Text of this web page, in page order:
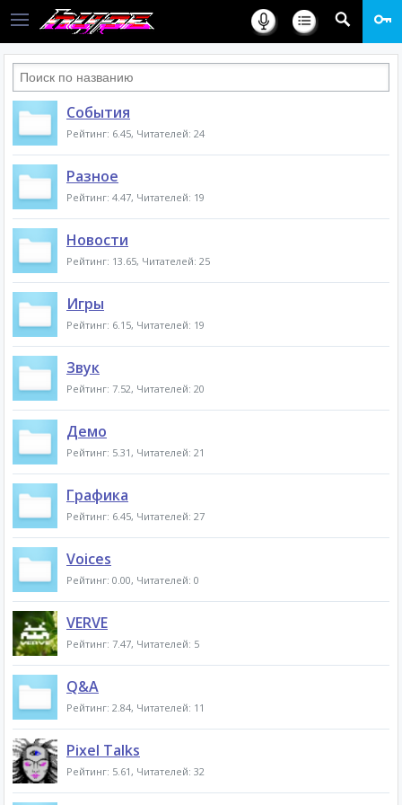
События
Рейтинг: 6.45, Читателей: 24
Разное
Рейтинг: 4.47, Читателей: 19
Новости
Рейтинг: 13.65, Читателей: 25
Игры
Рейтинг: 6.15, Читателей: 19
Звук
Рейтинг: 7.52, Читателей: 20
Демо
Рейтинг: 5.31, Читателей: 21
Графика
Рейтинг: 6.45, Читателей: 27
Voices
Рейтинг: 0.00, Читателей: 0
VERVE
Рейтинг: 7.47, Читателей: 5
Q&A
Рейтинг: 2.84, Читателей: 11
Pixel Talks
Рейтинг: 5.61, Читателей: 32